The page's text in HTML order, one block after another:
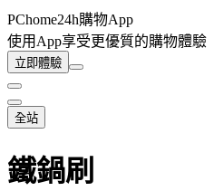
PChome24h購物App
使用App享受更優質的購物體驗
立即體驗
全站
鐵鍋刷